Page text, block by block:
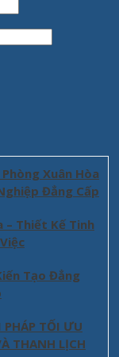
Xuân Hòa
Đẳng Cấp
– Thiết Kế Tinh
Tạo Đẳng
PHÁP TỐI ƯU
THANH LỊCH